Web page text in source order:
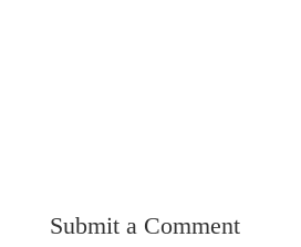
Submit a Comment